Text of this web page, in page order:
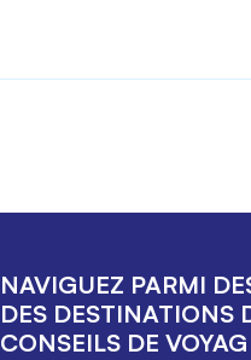
NAVIGUEZ PARMI
DES DESTINATIONS
CONSEILS DE